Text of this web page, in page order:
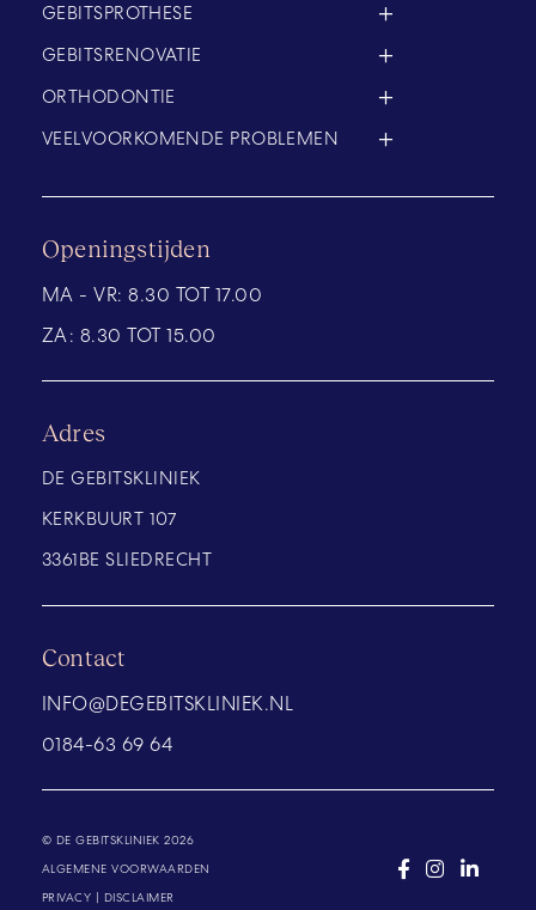
GEBITSPROTHESE
GEBITSRENOVATIE
ORTHODONTIE
VEELVOORKOMENDE PROBLEMEN
Adres
DE GEBITSKLINIEK
KERKBUURT 107
3361BE SLIEDRECHT
Contact
INFO@DEGEBITSKLINIEK.NL
0184-63 69 64
Openingstijden
MA - VR:8.30 TOT 17.00
ZA: 8.30 TOT 15.00
© DE GEBITSKLINIEK 2026
ALGEMENE VOORWAARDEN
PRIVACY | DISCLAIMER